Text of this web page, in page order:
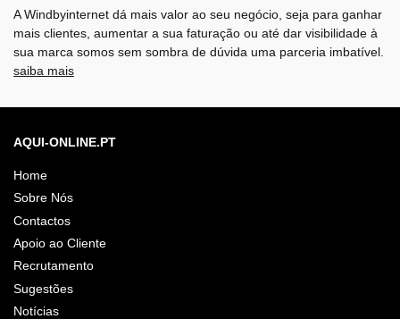
A Windbyinternet dá mais valor ao seu negócio, seja para ganhar
mais clientes, aumentar a sua faturação ou até dar visibilidade à
sua marca somos sem sombra de dúvida uma parceria imbatível.
saiba mais
AQUI-ONLINE.PT
Home
Sobre Nós
Contactos
Apoio ao Cliente
Recrutamento
Sugestões
Notícias